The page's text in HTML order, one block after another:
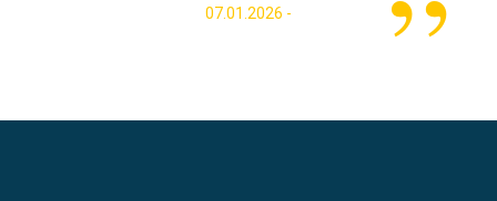
”
07.01.2026 -